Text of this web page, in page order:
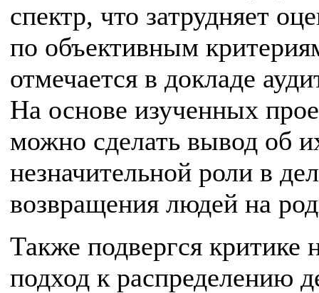
спектр, что затрудняет
по объективным
отмечается в докладе
На основе изученных
можно сделать вывод об
незначительной роли в
возвращения людей на
Также подвергся критике
подход к распределению